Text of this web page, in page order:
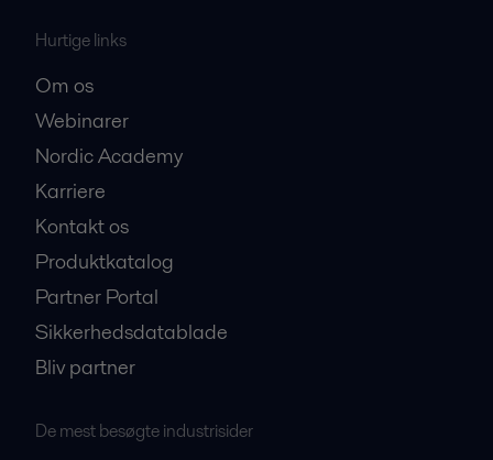
Hurtige links
Om os
Webinarer
Nordic Academy
Karriere
Kontakt os
Produktkatalog
Partner Portal
Sikkerhedsdatablade
Bliv partner
De mest besøgte industrisider